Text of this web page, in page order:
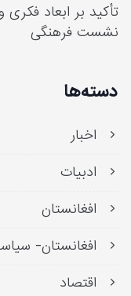
تأکید بر ابعاد
نشست فرهنگی
دسته‌ها
اخبار
ادبیات
افغانستان
افغانستان-
اقتصاد